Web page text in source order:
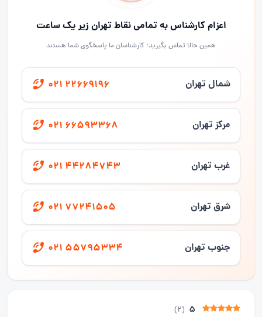
اعزام کارشناس به تمامی نقاط تهران زیر یک ساعت
همین حالا تماس بگیرید؛ کارشناسان ما پاسخگوی شما هستند
شمال تهران 021 22669196
مرکز تهران 021 66593368
غرب تهران 021 44284743
شرق تهران 021 77241505
جنوب تهران 021 55795334
5
(
2
)